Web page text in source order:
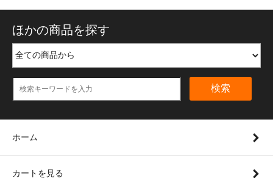
ほかの商品を探す
検索
ホーム
カートを見る